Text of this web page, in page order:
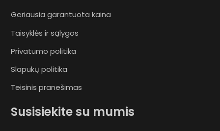
Geriausia garantuota kaina
Taisyklės ir sąlygos
Privatumo politika
Slapukų politika
Teisinis pranešimas
Susisiekite su mumis